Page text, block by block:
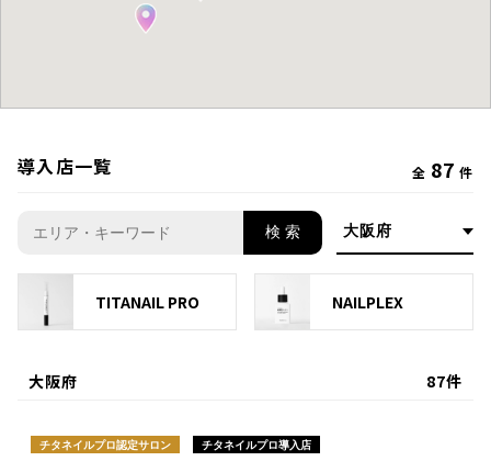
導入店一覧 全 87 件
検 索
TITANAIL PRO NAILPLEX
大阪府 87件
チタネイルプロ認定サロン チタネイルプロ導入店